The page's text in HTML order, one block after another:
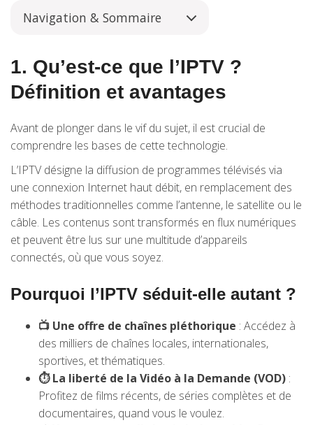
Navigation & Sommaire
1. Qu’est-ce que l’IPTV ?
Définition et avantages
Avant de plonger dans le vif du sujet, il est crucial de
comprendre les bases de cette technologie.
L’IPTV désigne la diffusion de programmes télévisés via
une connexion Internet haut débit, en remplacement des
méthodes traditionnelles comme l’antenne, le satellite ou le
câble. Les contenus sont transformés en flux numériques
et peuvent être lus sur une multitude d’appareils
connectés, où que vous soyez.
Pourquoi l’IPTV séduit-elle autant ?
📺 Une offre de chaînes pléthorique : Accédez à
des milliers de chaînes locales, internationales,
sportives, et thématiques.
⏱️ La liberté de la Vidéo à la Demande (VOD) :
Profitez de films récents, de séries complètes et de
documentaires, quand vous le voulez.